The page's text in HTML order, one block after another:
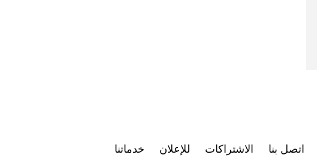
اتصل بنا الاشتراكات للإعلان خدماتنا